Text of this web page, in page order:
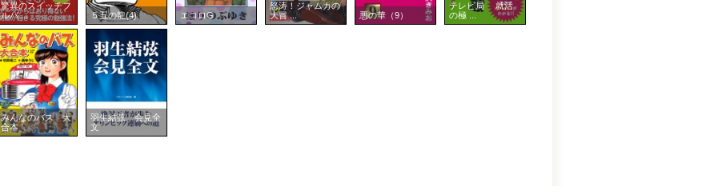
驚異のスイッチフ
ルバ ...
５五の龍(4) エコロG
怒涛！ジャムカの
大冒 ...
悪の華（9）
テレビ局 就活
の極 ...
みんなのバス 大
合本
羽生結弦 会見全
文